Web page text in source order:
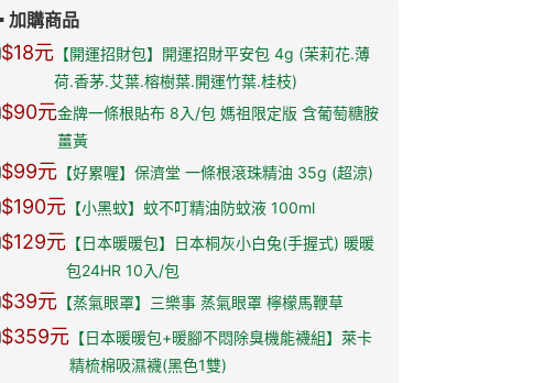
回饋
感謝您的體諒，讓我們能以更好的品質，繼續守
護您的健康生活。
加購商品
$18元 【開運招財包】開運招財平安包 4g (茉莉花.薄
荷.香茅.艾葉.榕樹葉.開運竹葉.桂枝)
$90元金牌一條根貼布 8入/包 媽祖限定版 含葡萄糖胺
薑黃
$99元 【好累喔】保濟堂 一條根滾珠精油 35g (超涼)
$190元 【小黑蚊】蚊不叮精油防蚊液 100ml
$129元 【日本暖暖包】日本桐灰小白兔(手握式) 暖暖
包24HR 10入/包
$39元 【蒸氣眼罩】三樂事 蒸氣眼罩 檸檬馬鞭草
$359元 【日本暖暖包+暖腳不悶除臭機能襪組】萊卡
精梳棉吸濕襪(黑色1雙)